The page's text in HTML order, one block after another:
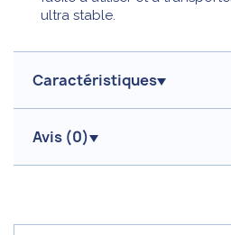
ultra stable.
Caractéristiques
Avis (0)